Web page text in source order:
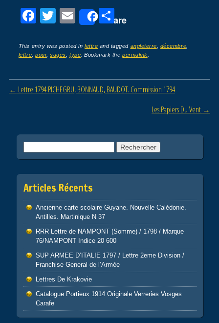
F
c
e
b
o
T
tt
er
E
ail
Share
P
ta
g
er
This entry was posted inlettre and tagged angleterre décembre
lettre ,pour,sages type . Bookmark the permalink
Post navigation
← Lettre 1794 PICHEGRU, BONNAUD, BAUDOT. Commission 1794
Les Papiers Du Vent →
Articles Récents
Ancienne carte scolaire Guyane. Nouvelle Calédonie.
Antilles. Martinique N 37
RRR Lettre de NAMPONT (Somme) / 1798 / Marque
76/NAMPONT Indice 20 600
SUP ARMEE D’ITALIE 1797 / Lettre 2eme Division /
Franchise General de l’Armée
Lettres De Krakovie
Catalogue Portieux 1914 Originale Verreries Vosges
Carafe